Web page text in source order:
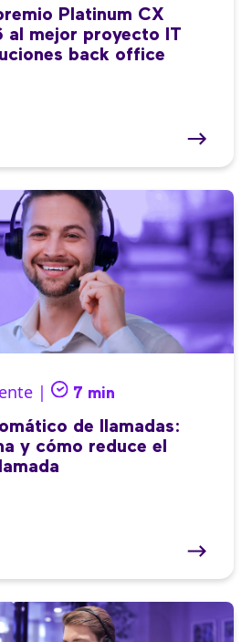
Platinum CX
al mejor proyecto IT
back office
| 7 min
de llamadas:
y cómo reduce el